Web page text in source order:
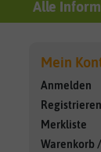
Alle
Mein
Anmelden
Registrieren
Merkliste
Warenkorb /